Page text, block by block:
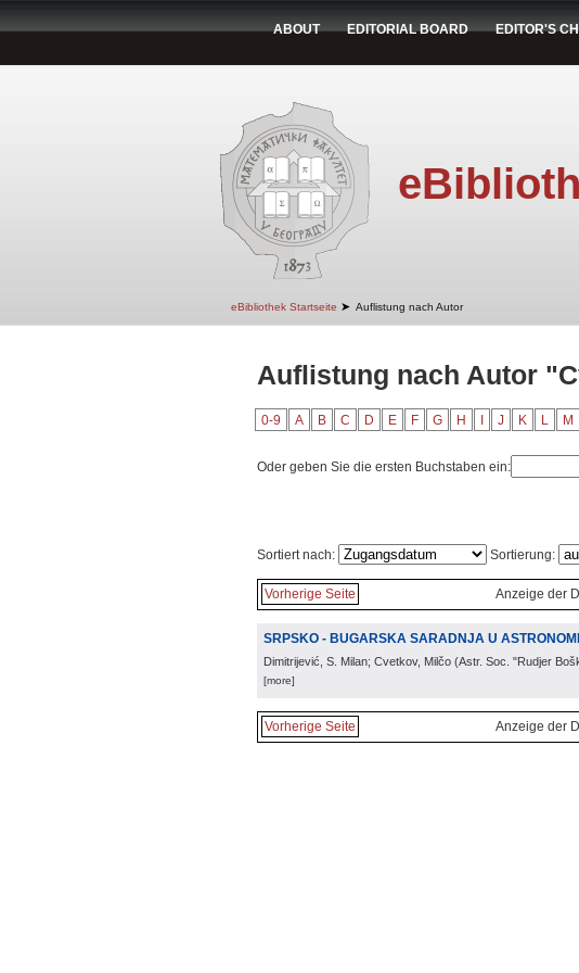
ABOUT EDITORIAL BOARD EDITOR'S
eBibliothek Startseite ➤ Auflistung nach Autor
Auflistung nach Autor
0-9 A B C D E F G H J K L M
Oder geben Sie die ersten Buchstaben ein:
Sortiert nach: Sortierung:
Vorherige Seite Anzeige der
SRPSKO - BUGARSKA SARADNJA U
Dimitrijević, S. Milan; Cvetkov, Milčo (Astr. Soc. "Rudjer
[more]
Vorherige Seite Anzeige der